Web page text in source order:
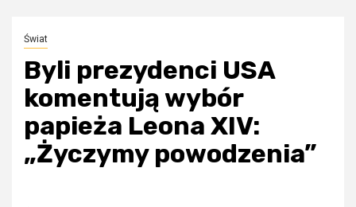
Świat
Byli prezydenci USA
komentują wybór
papieża Leona XIV:
„Życzymy powodzenia”